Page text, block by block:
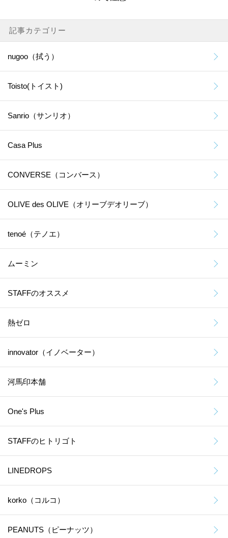
記事カテゴリー
nugoo（拭う）
Toisto(トイスト)
Sanrio（サンリオ）
Casa Plus
CONVERSE（コンバース）
OLIVE des OLIVE（オリーブデオリーブ）
tenoé（テノエ）
ムーミン
STAFFのオススメ
熱ゼロ
innovator（イノベーター）
河馬印本舗
One's Plus
STAFFのヒトリゴト
LINEDROPS
korko（コルコ）
PEANUTS（ピーナッツ）